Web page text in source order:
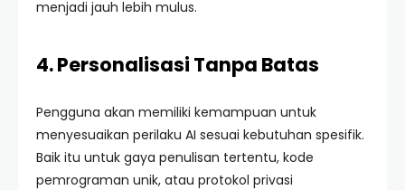
menjadi jauh lebih mulus.
4. Personalisasi Tanpa Batas
Pengguna akan memiliki kemampuan untuk
menyesuaikan perilaku AI sesuai kebutuhan spesifik.
Baik itu untuk gaya penulisan tertentu, kode
pemrograman unik, atau protokol privasi